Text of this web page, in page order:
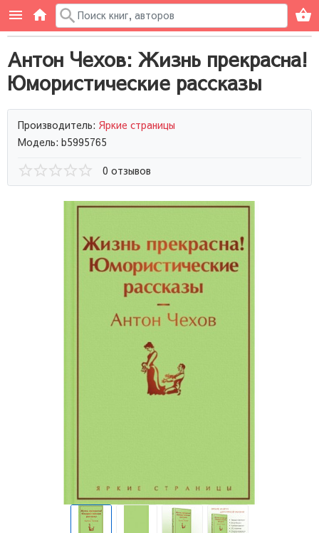
Антон Чехов: Жизнь прекрасна!
Юмористические рассказы
Производитель: Яркие страницы
Модель: b5995765
0 отзывов